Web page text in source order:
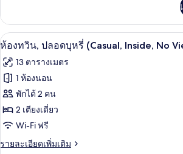
1
เตียง,
ปลอด
บุหรี่
(High
Floor)
เกี่ยว
กับ
ห้อง
เตียง
ควีน
ไซส์
เตียง,
ปลอด
บุหรี่
(High
เปิด
ภาพถ่าย
ทั้งหมด
ของ
ห้อง
ทวิน,
ปลอด
ห้องทวิน, ป
46
ห้องทวิน, ปลอดบุหรี่ (Casual, Inside, No
13 ตารางเมตร
1 ห้องนอน
พักได้ 2 คน
2 เตียงเดี่ยว
Wi-Fi ฟรี
รายละเอียดเพิ่มเติม
ราย